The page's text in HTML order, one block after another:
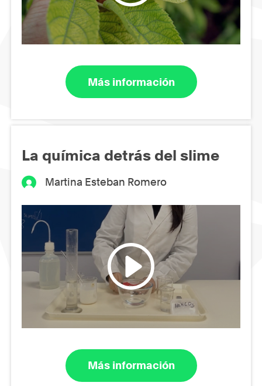
Más información
La química detrás del slime
Martina Esteban Romero
Más información